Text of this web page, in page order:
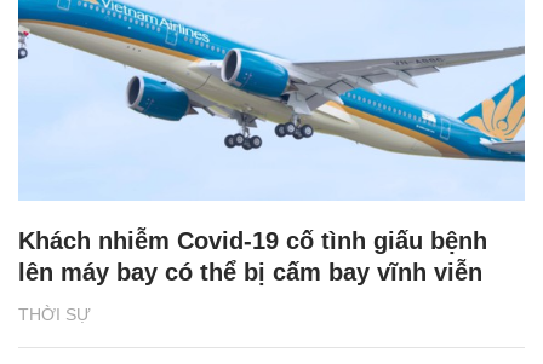
THỜI SỰ
Khách nhiễm Covid-19 cố tình giấu bệnh
lên máy bay có thể bị cấm bay vĩnh viễn